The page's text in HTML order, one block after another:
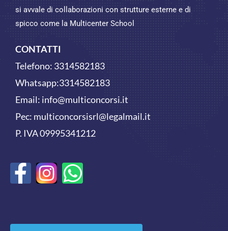
si avvale di collaborazioni con strutture esterne e di
spicco come la Multicenter School
CONTATTI
Telefono: 3314582183
Whatsapp:3314582183
Email: info@multiconcorsi.it
Pec: multiconcorsisrl@legalmail.it
P. IVA 09995341212
F
W